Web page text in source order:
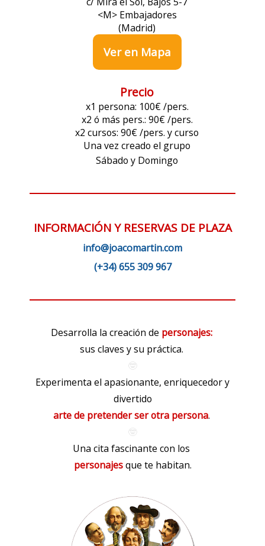
<M> Embajadores
(Madrid)
Ver en Mapa
Precio
x1 persona: 100€ /pers.
x2 ó más pers.: 90€ /pers.
x2 cursos: 90€ /pers. y curso
Una vez creado el grupo
Sábado y Domingo
INFORMACIÓN Y RESERVAS DE PLAZA
info@joacomartin.com
(+34) 655 309 967
Desarrolla la creación de personajes:
sus claves y su práctica.
Experimenta el apasionante, enriquecedor y
divertido
arte de pretender ser otra persona.
Una cita fascinante con los
personajes que te habitan.